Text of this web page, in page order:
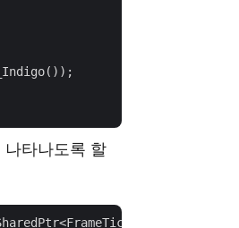
나타나도록 할
args)